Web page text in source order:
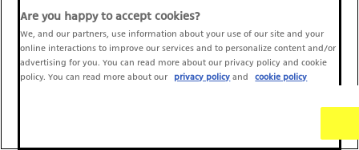
Are you happy to accept cookies?
We, and our partners, use information about your use of our site and your
online interactions to improve our services and to personalize content and/or
advertising for you. You can read more about our privacy policy and cookie
policy. You can read more about our
privacy policy and cookie policy